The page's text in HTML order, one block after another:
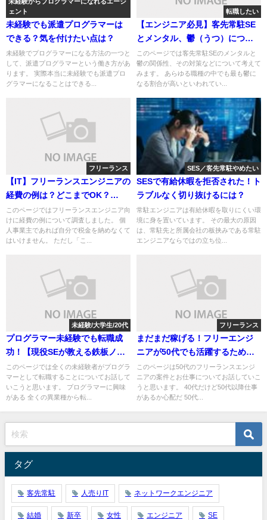
未経験からプログラマーになれるエージ
ェント
未経験でも派遣プログラマーは
できる？気を付けたい点は？
未経験でプログラマーになる方法の一つと
して、派遣プログラマーという働き方があ
ります。 実際本当に未経験でも派遣プロ
グラマーになることはできる...
転職したい
【エンジニア必見】客先常駐SE
とメンタル、鬱（うつ）につい
ての関係
このページでは客先常駐SEのメンタルと
鬱の関係性、その対策などについて考えて
みます。 あらゆる職種の中でも最も鬱に
なる割合が高いといわれてい...
フリーランス
【IT】フリーランスエンジニアの
経費の例は？どこまでOK？
【SE】
このページではフリーランスエンジニア向
けに経費の例について調査しました。 個
人事業主であれば自分で税金を納めなくて
はいけません。 ただし「こ...
SES／客先常駐やめたい
SESで有給休暇を拒否された！ト
ラブルなく切り抜けるには？
常駐エンジニアは有給休暇を取りにくい環
境に身を置いています。 その最大の原因
は、常駐先と所属会社の板挟みである常駐
エンジニアならではの立ち位...
未経験/大学生/20代
プログラマー未経験でも転職成
功！【現役SEが教える鉄板ノウ
ハウ】
このページでは全くの未経験者がプログラ
マーとして転職することについてお話して
いこうと思います。 プログラマーに興味
がある 全くの異業種から転...
フリーランス
まだまだ稼げる！フリーエンジ
ニアが50代でも活躍するための4
つのコツ
このページは50代のフリーランスエンジ
ニアの案件とお仕事についてお話していこ
うと思います。 40代だけど50代以降仕事
があるか心配だ 50代...
タグ
客先常駐 人売りIT ネットワークエンジニア
結婚 新卒 女性 エンジニア SE